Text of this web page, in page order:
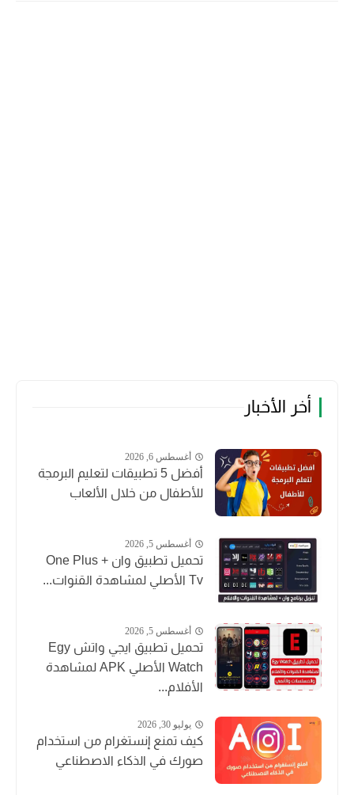
أخر الأخبار
أغسطس 6, 2026
أفضل 5 تطبيقات لتعليم البرمجة
للأطفال من خلال الألعاب
أغسطس 5, 2026
تحميل تطبيق وان + One Plus
Tv الأصلي لمشاهدة القنوات...
أغسطس 5, 2026
تحميل تطبيق ايجي واتش Egy
Watch الأصلي APK لمشاهدة
الأفلام...
يوليو 30, 2026
كيف تمنع إنستغرام من استخدام
صورك في الذكاء الاصطناعي